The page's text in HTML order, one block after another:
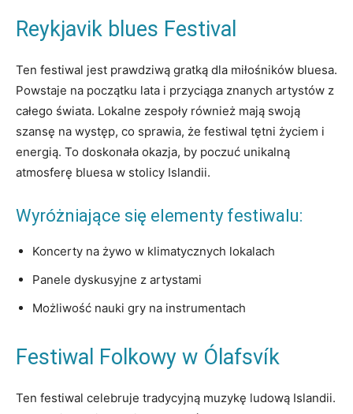
Reykjavik blues Festival
Ten festiwal jest prawdziwą gratką​ dla miłośników bluesa.
Powstaje na początku lata i przyciąga znanych artystów z
całego świata. Lokalne zespoły również​ mają​ swoją
szansę na występ, co sprawia, że festiwal tętni życiem i
energią. To doskonała okazja, by poczuć ⁣unikalną‍
atmosferę bluesa w stolicy Islandii.
Wyróżniające się elementy‍ festiwalu:
Koncerty na żywo w klimatycznych lokalach
Panele dyskusyjne z artystami
Możliwość‍ nauki gry na​ instrumentach
Festiwal Folkowy w Ólafsvík
Ten festiwal celebruje tradycyjną muzykę ludową Islandii.